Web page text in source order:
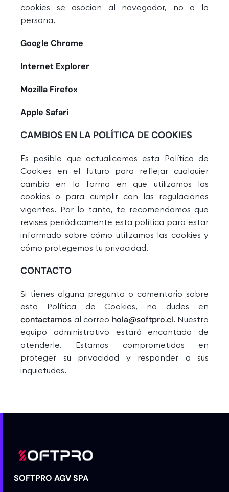
cookies se asocian al navegador, no a la
persona.
Google Chrome
Internet Explorer
Mozilla Firefox
Apple Safari
CAMBIOS EN LA POLÍTICA DE COOKIES
Es posible que actualicemos esta Política de
Cookies en el futuro para reflejar cualquier
cambio en la forma en que utilizamos las
cookies o para cumplir con las regulaciones
vigentes. Por lo tanto, te recomendamos que
revises periódicamente esta política para estar
informado sobre cómo utilizamos las cookies y
cómo protegemos tu privacidad.
CONTACTO
Si tienes alguna pregunta o comentario sobre
esta Política de Cookies, no dudes en
contactarnos al correo hola@softpro.cl. Nuestro
equipo administrativo estará encantado de
atenderle. Estamos comprometidos en
proteger su privacidad y responder a sus
inquietudes.
SOFTPRO AGV SPA